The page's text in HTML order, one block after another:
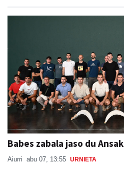
Babes zabala jaso du Ansak
Aiurri abu 07, 13:55 URNIETA